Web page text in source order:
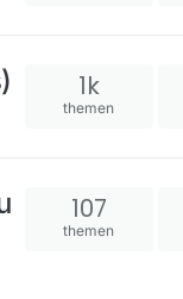
1k
themen
107
themen